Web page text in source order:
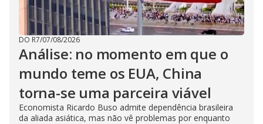
DO R7/07/08/2026
Análise: no momento em que o
mundo teme os EUA, China
torna-se uma parceira viável
Economista Ricardo Buso admite dependência brasileira
da aliada asiática, mas não vê problemas por enquanto